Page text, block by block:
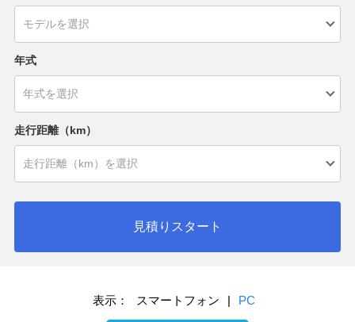
年式
走行距離（km）
見積りスタート
表示： スマートフォン | PC